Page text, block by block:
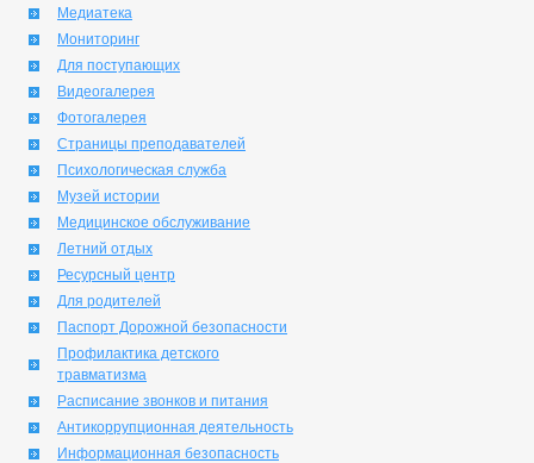
Медиатека
Мониторинг
Для поступающих
Видеогалерея
Фотогалерея
Страницы преподавателей
Психологическая служба
Музей истории
Медицинское обслуживание
Летний отдых
Ресурсный центр
Для родителей
Паспорт Дорожной безопасности
Профилактика детского
травматизма
Расписание звонков и питания
Антикоррупционная деятельность
Информационная безопасность